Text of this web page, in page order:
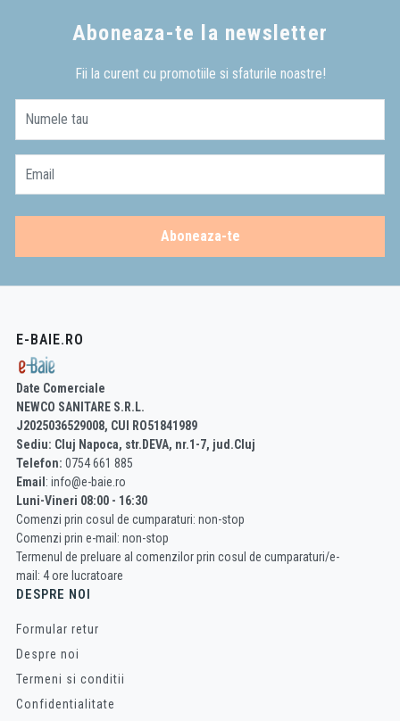
Aboneaza-te la newsletter
Fii la curent cu promotiile si sfaturile noastre!
Numele tau
Email
Aboneaza-te
E-BAIE.RO
Date Comerciale
NEWCO SANITARE S.R.L.
J2025036529008, CUI RO51841989
Sediu: Cluj Napoca, str.DEVA, nr.1-7, jud.Cluj
Telefon: 0754 661 885
Email : info@e-baie.ro
Luni-Vineri 08:00 - 16:30
Comenzi prin cosul de cumparaturi: non-stop
Comenzi prin e-mail: non-stop
Termenul de preluare al comenzilor prin cosul de cumparaturi/e-
mail: 4 ore lucratoare
DESPRE NOI
Formular retur
Despre noi
Termeni si conditii
Confidentialitate